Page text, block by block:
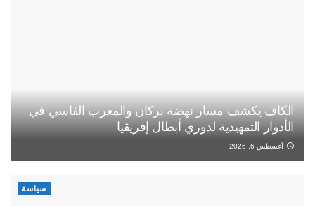
الكاف يكشف مسار نهضة بركان والمغرب الفاسي في
الأدوار التمهيدية لدوري أبطال إفريقيا
أغسطس 6, 2026
سياسة